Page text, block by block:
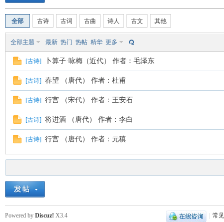
互
全部 古诗 古词 古曲 诗人 古文 其他
全部主题 最新 热门 热帖 精华 更多
[古诗] 卜算子·咏梅（近代） 作者：毛泽东
[古诗] 春望 （唐代） 作者：杜甫
[古诗] 行宫 （宋代） 作者：王安石
[古诗] 将进酒 （唐代） 作者：李白
[古诗] 行宫 （唐代） 作者：元稹
常
Powered by Discuz! X3.4